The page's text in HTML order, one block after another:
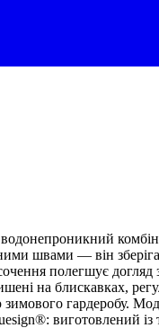
швами — він
полегшує
на блискавках,
гардеробу.
виготовлений